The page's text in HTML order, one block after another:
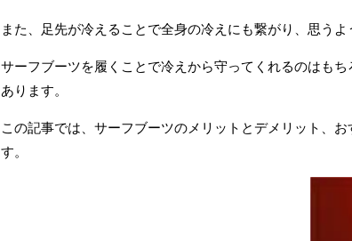
また、足先が冷えることで全身の冷えにも繋がり、思う
サーフブーツを履くことで冷えから守ってくれるのはも
あります。
この記事では、サーフブーツのメリットとデメリット、
す。